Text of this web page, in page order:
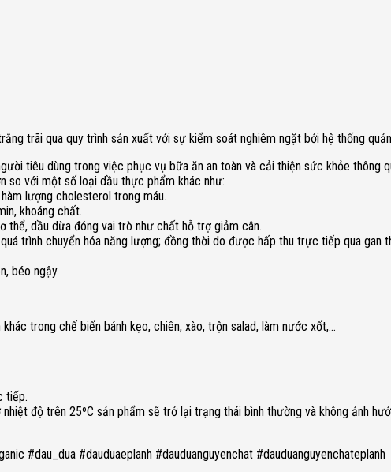
trãi qua quy trình sản xuất với sự kiểm soát nghiêm ngặt bởi hệ thống
tiêu dùng trong việc phục vụ bữa ăn an toàn và cải thiện sức khỏe thông
so với một số loại dầu thực phẩm khác như:
lượng cholesterol trong máu.
khoáng chất.
dầu dừa đóng vai trò như chất hỗ trợ giảm cân.
trình chuyển hóa năng lượng; đồng thời do được hấp thu trực tiếp qua gan
béo ngậy.
trong chế biến bánh kẹo, chiên, xào, trộn salad, làm nước xốt,…
tiếp.
độ trên 25ºC sản phẩm sẽ trở lại trạng thái bình thường và không ảnh
#dau_dua #dauduaeplanh #dauduanguyenchat #dauduanguyenchateplanh